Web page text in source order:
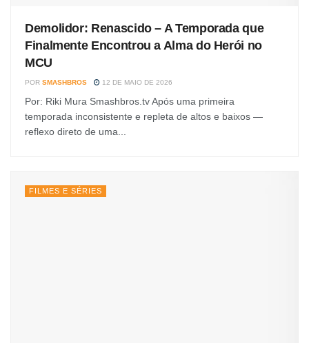
Demolidor: Renascido – A Temporada que
Finalmente Encontrou a Alma do Herói no
MCU
POR SMASHBROS 12 DE MAIO DE 2026
Por: Riki Mura Smashbros.tv Após uma primeira
temporada inconsistente e repleta de altos e baixos —
reflexo direto de uma...
FILMES E SÉRIES